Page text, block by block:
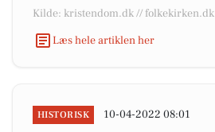
Kilde: kristendom.dk // folkekirken.dk
Læs hele artiklen her
HISTORISK 10-04-2022 08:01